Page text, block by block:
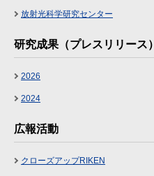
放射光科学研究センター
研究成果（プレスリリース）
2026
2024
広報活動
クローズアップRIKEN